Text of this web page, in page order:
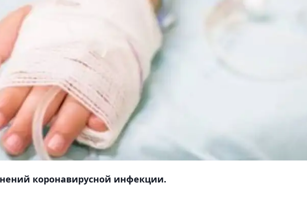
коронавирусной инфекции.